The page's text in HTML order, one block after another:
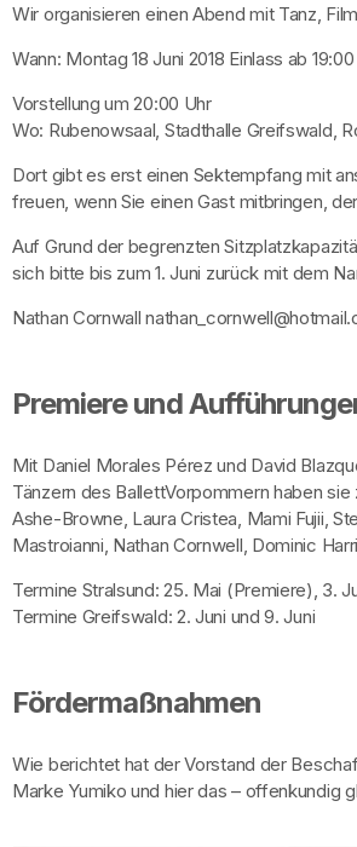
Wir organisieren einen Abend mit Tanz,
Wann: Montag 18 Juni 2018 Einlass ab
Vorstellung um 20:00 Uhr
Wo: Rubenowsaal, Stadthalle Greifswald,
Dort gibt es erst einen Sektempfang mit
freuen, wenn Sie einen Gast mitbringen,
Auf Grund der begrenzten
sich bitte bis zum 1. Juni zurück mit dem
Nathan Cornwall
Premiere und
Mit Daniel Morales Pérez und David
Tänzern des BallettVorpommern haben
Ashe-Browne, Laura Cristea, Mami Fujii,
Mastroianni, Nathan Cornwell, Dominic
Termine Stralsund: 25. Mai (Premiere), 3.
Termine Greifswald: 2. Juni und 9. Juni
Fördermaßnahmen
Wie berichtet hat der Vorstand der
Marke Yumiko und hier das – offenkundig